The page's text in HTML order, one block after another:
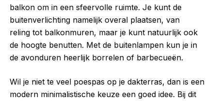
balkon om in een sfeervolle ruimte. Je kunt de
buitenverlichting namelijk overal plaatsen, van
reling tot balkonmuren, maar je kunt natuurlijk ook
de hoogte benutten. Met de buitenlampen kun je in
de avonduren heerlijk borrelen of barbecueën.
Wil je niet te veel poespas op je dakterras, dan is een
modern minimalistische keuze een goed idee. Bij dit